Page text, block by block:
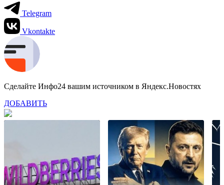
Telegram
Vkontakte
Сделайте Инфо24 вашим источником в Яндекс.Новостях
ДОБАВИТЬ